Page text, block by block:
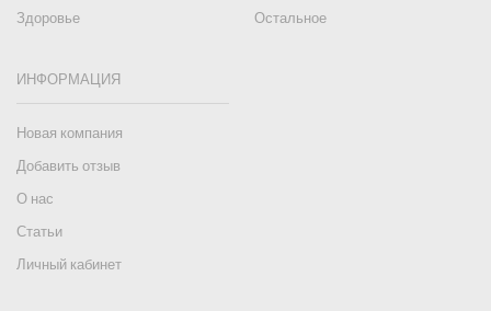
Здоровье
Остальное
ИНФОРМАЦИЯ
Новая компания
Добавить отзыв
О нас
Статьи
Личный кабинет